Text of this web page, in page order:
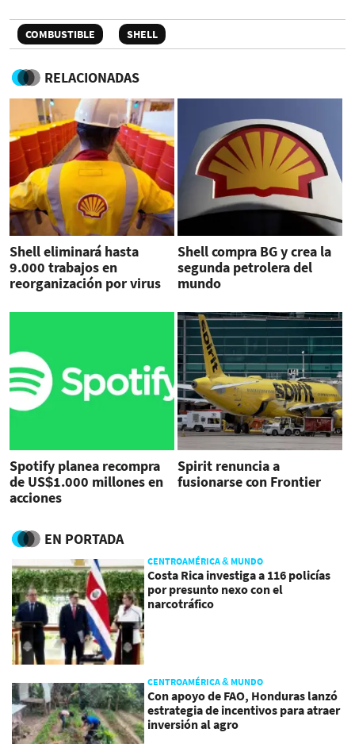
COMBUSTIBLE SHELL
RELACIONADAS
Shell eliminará hasta
9.000 trabajos en
reorganización por virus
Shell compra BG y crea la
segunda petrolera del
mundo
Spotify planea recompra
de US$1.000 millones en
acciones
Spirit renuncia a
fusionarse con Frontier
EN PORTADA
CENTROAMÉRICA & MUNDO
Costa Rica investiga a 116 policías
por presunto nexo con el
narcotráfico
CENTROAMÉRICA & MUNDO
Con apoyo de FAO, Honduras lanzó
estrategia de incentivos para atraer
inversión al agro